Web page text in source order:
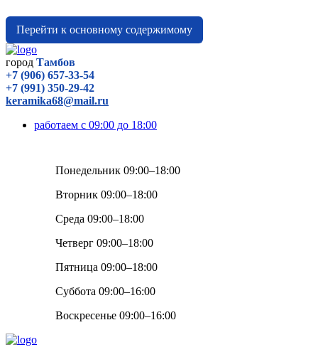
Перейти к основному содержимому
город Тамбов
+7 (906) 657-33-54
+7 (991) 350-29-42
keramika68@mail.ru
работаем с 09:00 до 18:00
Понедельник 09:00–18:00
Вторник 09:00–18:00
Среда 09:00–18:00
Четверг 09:00–18:00
Пятница 09:00–18:00
Суббота 09:00–16:00
Воскресенье 09:00–16:00